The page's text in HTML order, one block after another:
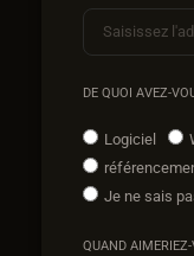
DE QUOI AVEZ-
Logiciel
Je ne sais
QUAND